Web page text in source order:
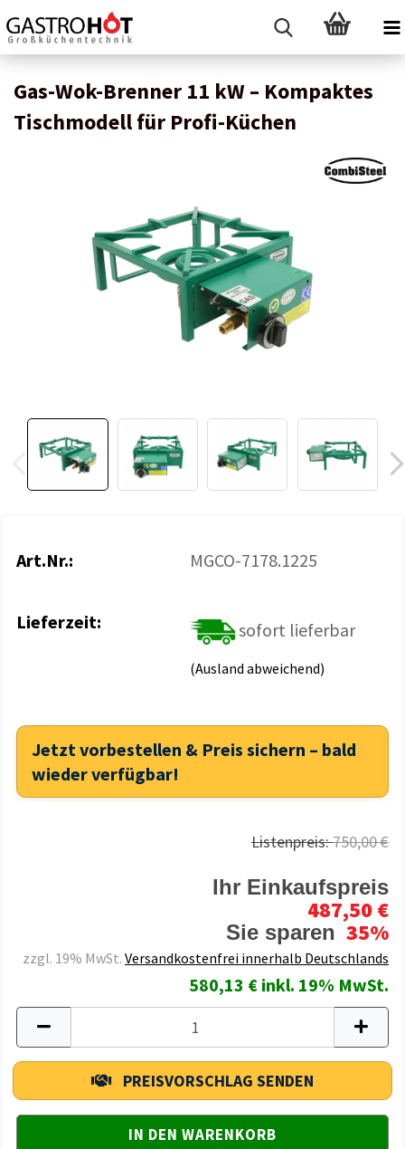
Gas-Wok-Brenner 11 kW – Kompaktes
Tischmodell für Profi-Küchen
Art.Nr.: MGCO-7178.1225
Lieferzeit: sofort lieferbar
(Ausland abweichend)
Jetzt vorbestellen & Preis sichern – bald
wieder verfügbar!
Listenpreis:750,00 €
Ihr Einkaufspreis
487,50 €
Sie sparen 35%
zzgl. 19% MwSt. Versandkostenfrei innerhalb Deutschlands
580,13 € inkl. 19% MwSt.
PREISVORSCHLAG SENDEN